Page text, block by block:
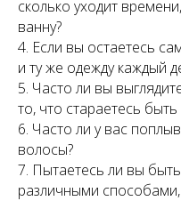
сколько уходит
ванну?
4. Если вы остаетесь
и ту же одежду каждый
5. Часто ли вы
то, что стараетесь
6. Часто ли у вас
волосы?
7. Пытаетесь ли вы
различными